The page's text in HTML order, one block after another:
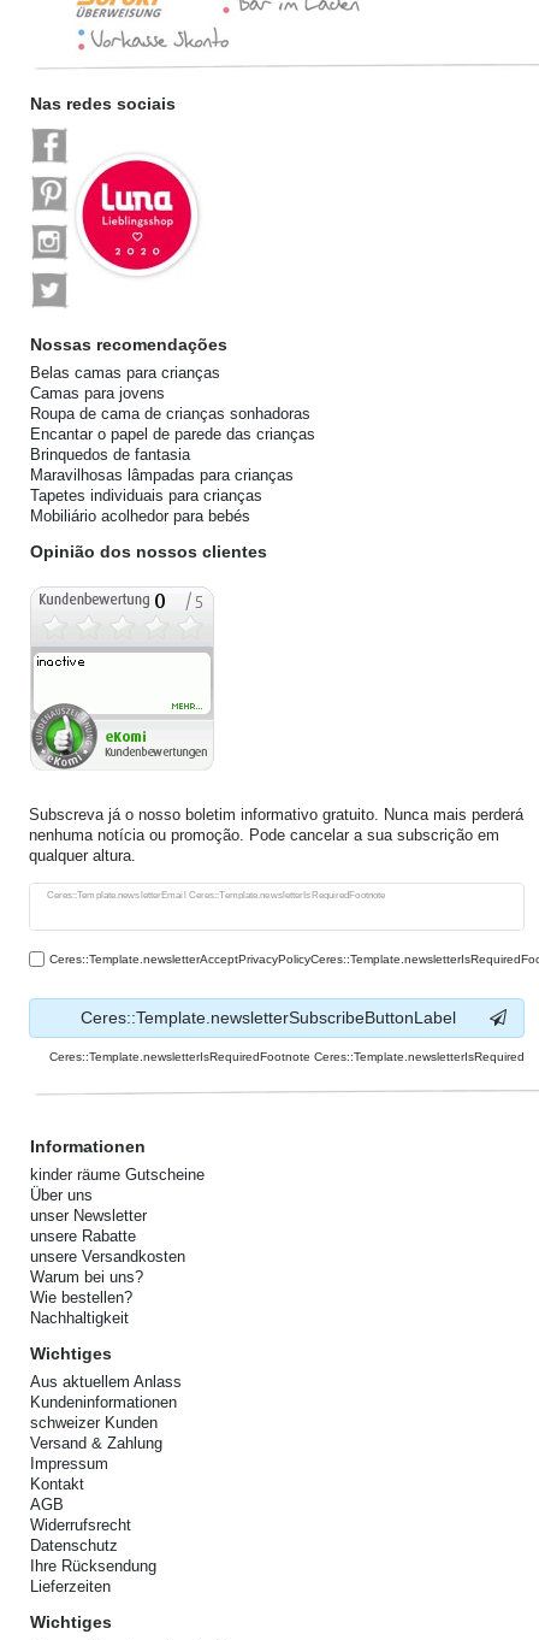
Nas redes sociais
Nossas recomendações
Belas camas para crianças
Camas para jovens
Roupa de cama de crianças sonhadoras
Encantar o papel de parede das crianças
Brinquedos de fantasia
Maravilhosas lâmpadas para crianças
Tapetes individuais para crianças
Mobiliário acolhedor para bebés
Opinião dos nossos clientes
Subscreva já o nosso boletim informativo gratuito. Nunca mais perderá
nenhuma notícia ou promoção. Pode cancelar a sua subscrição em
qualquer altura.
Ceres::Template.newsletterEmail Ceres::Template.newsletterIsRequiredFootnote
Ceres::Template.newsletterHoneypotLabel
Ceres::Template.newsletterSubscribeButtonLabel
Ceres::Template.newsletterIsRequiredFootnote Ceres::Template.newsletterIsRequired
Informationen
kinder räume Gutscheine
Über uns
unser Newsletter
unsere Rabatte
unsere Versandkosten
Warum bei uns?
Wie bestellen?
Nachhaltigkeit
Wichtiges
Aus aktuellem Anlass
Kundeninformationen
schweizer Kunden
Versand & Zahlung
Impressum
Kontakt
AGB
Widerrufsrecht
Datenschutz
Ihre Rücksendung
Lieferzeiten
Wichtiges